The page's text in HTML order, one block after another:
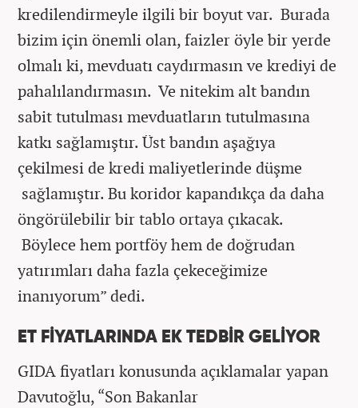
kredilendirmeyle ilgili bir boyut var. Burada
bizim için önemli olan, faizler öyle bir yerde
olmalı ki, mevduatı caydırmasın ve krediyi de
pahalılandırmasın. Ve nitekim alt bandın
sabit tutulması mevduatların tutulmasına
katkı sağlamıştır. Üst bandın aşağıya
çekilmesi de kredi maliyetlerinde düşme
sağlamıştır. Bu koridor kapandıkça da daha
öngörülebilir bir tablo ortaya çıkacak.
Böylece hem portföy hem de doğrudan
yatırımları daha fazla çekeceğimize
inanıyorum” dedi.
ET FİYATLARINDA EK TEDBİR GELİYOR
GIDA fiyatları konusunda açıklamalar yapan
Davutoğlu, “Son Bakanlar